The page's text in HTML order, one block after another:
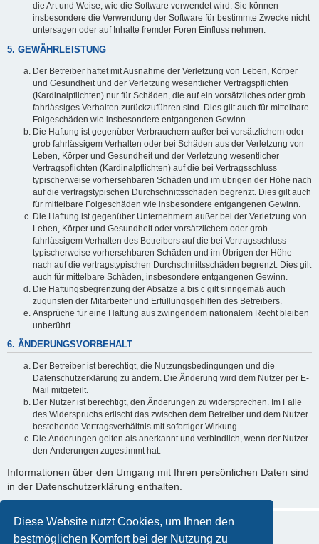
Diese Website nutzt Cookies, um Ihnen den
bestmöglichen Komfort bei der Nutzung zu
die Art und Weise, wie die Software verwendet wird. Sie können
insbesondere die Verwendung der Software für bestimmte Zwecke nicht
untersagen oder auf Inhalte fremder Foren Einfluss nehmen.
5. GEWÄHRLEISTUNG
Der Betreiber haftet mit Ausnahme der Verletzung von Leben, Körper
und Gesundheit und der Verletzung wesentlicher Vertragspflichten
(Kardinalpflichten) nur für Schäden, die auf ein vorsätzliches oder grob
fahrlässiges Verhalten zurückzuführen sind. Dies gilt auch für mittelbare
Folgeschäden wie insbesondere entgangenen Gewinn.
Die Haftung ist gegenüber Verbrauchern außer bei vorsätzlichem oder
grob fahrlässigem Verhalten oder bei Schäden aus der Verletzung von
Leben, Körper und Gesundheit und der Verletzung wesentlicher
Vertragspflichten (Kardinalpflichten) auf die bei Vertragsschluss
typischerweise vorhersehbaren Schäden und im übrigen der Höhe nach
auf die vertragstypischen Durchschnittsschäden begrenzt. Dies gilt auch
für mittelbare Folgeschäden wie insbesondere entgangenen Gewinn.
Die Haftung ist gegenüber Unternehmern außer bei der Verletzung von
Leben, Körper und Gesundheit oder vorsätzlichem oder grob
fahrlässigem Verhalten des Betreibers auf die bei Vertragsschluss
typischerweise vorhersehbaren Schäden und im Übrigen der Höhe
nach auf die vertragstypischen Durchschnittsschäden begrenzt. Dies gilt
auch für mittelbare Schäden, insbesondere entgangenen Gewinn.
Die Haftungsbegrenzung der Absätze a bis c gilt sinngemäß auch
zugunsten der Mitarbeiter und Erfüllungsgehilfen des Betreibers.
Ansprüche für eine Haftung aus zwingendem nationalem Recht bleiben
unberührt.
6. ÄNDERUNGSVORBEHALT
Der Betreiber ist berechtigt, die Nutzungsbedingungen und die
Datenschutzerklärung zu ändern. Die Änderung wird dem Nutzer per E-
Mail mitgeteilt.
Der Nutzer ist berechtigt, den Änderungen zu widersprechen. Im Falle
des Widerspruchs erlischt das zwischen dem Betreiber und dem Nutzer
bestehende Vertragsverhältnis mit sofortiger Wirkung.
Die Änderungen gelten als anerkannt und verbindlich, wenn der Nutzer
den Änderungen zugestimmt hat.
Informationen über den Umgang mit Ihren persönlichen Daten sind
in der Datenschutzerklärung enthalten.